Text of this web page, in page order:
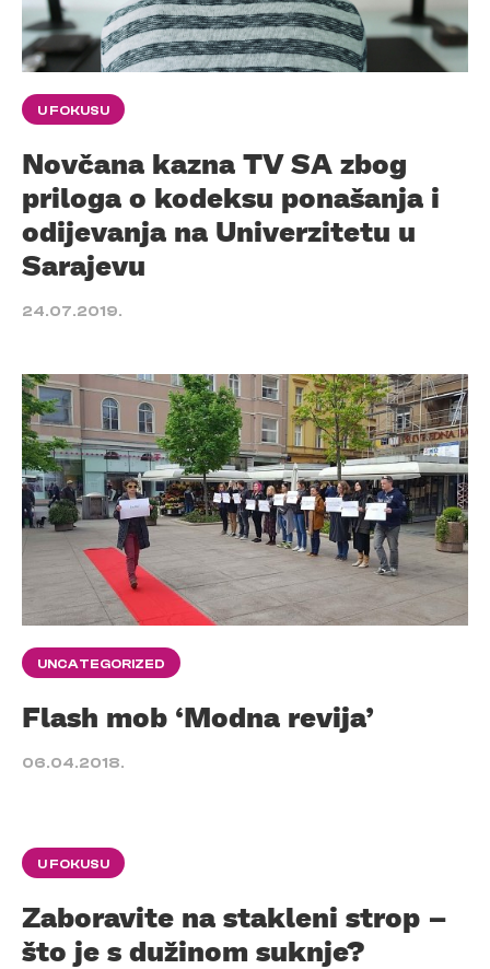
U FOKUSU
Novčana kazna TV SA zbog
priloga o kodeksu ponašanja i
odijevanja na Univerzitetu u
Sarajevu
24.07.2019.
UNCATEGORIZED
Flash mob ‘Modna revija’
06.04.2018.
U FOKUSU
Zaboravite na stakleni strop –
što je s dužinom suknje?